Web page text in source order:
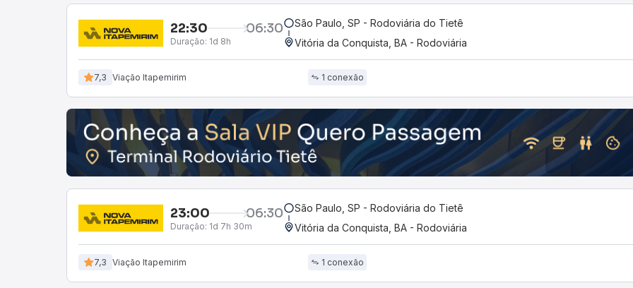
22:30 06:30
Duração: 1d 8h
São Paulo, SP - Rodoviária do Tietê
Vitória da Conquista, BA - Rodoviária
7,3 Viação Itapemirim 1 conexão
23:00 06:30
Duração: 1d 7h 30m
São Paulo, SP - Rodoviária do Tietê
Vitória da Conquista, BA - Rodoviária
7,3 Viação Itapemirim 1 conexão